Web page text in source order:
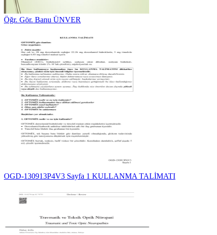
Öğr. Gör. Banu ÜNVER
OGD-130913P4V3 Sayfa 1 KULLANMA TALİMATI